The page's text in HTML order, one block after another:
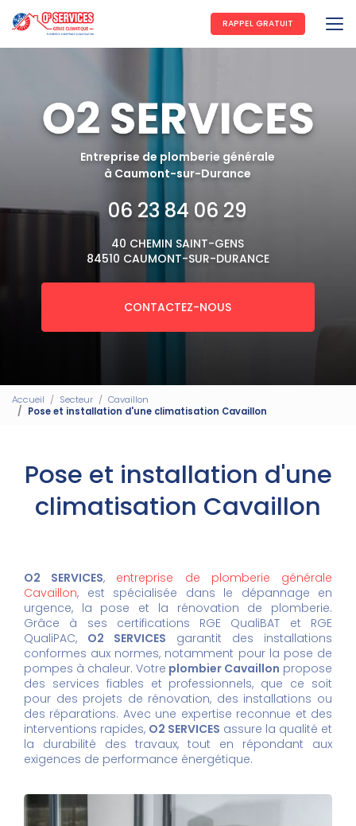
au
contenu
principal
RAPPEL GRATUIT
Entreprise de plomberie générale
à Caumont-sur-Durance
06 23 84 06 29
40 CHEMIN SAINT-GENS
84510 CAUMONT-SUR-DURANCE
CONTACTEZ-NOUS
Accueil Secteur
Cavaillon
Pose et installation d'une climatisation Cavaillon
Pose et installation d'une
climatisation Cavaillon
O2 SERVICES, entreprise de plomberie générale
Cavaillon, est spécialisée dans le dépannage en
urgence, la pose et la rénovation de plomberie.
Grâce à ses certifications RGE QualiBAT et RGE
QualiPAC, O2 SERVICES garantit des installations
conformes aux normes, notamment pour la pose de
pompes à chaleur. Votre plombier Cavaillon propose
des services fiables et professionnels, que ce soit
pour des projets de rénovation, des installations ou
des réparations. Avec une expertise reconnue et des
interventions rapides, O2 SERVICES assure la qualité et
la durabilité des travaux, tout en répondant aux
exigences de performance énergétique.